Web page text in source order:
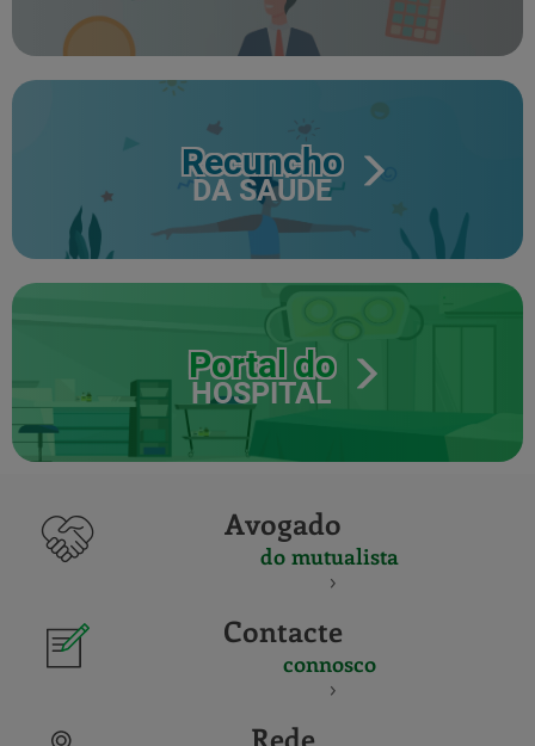
Recuncho
DA SAÚDE
Portal do
HOSPITAL
Avogado
do mutualista
Contacte
connosco
Rede